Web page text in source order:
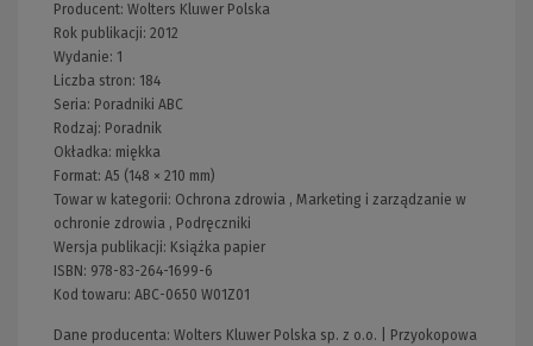
Producent: Wolters Kluwer Polska
Rok publikacji: 2012
Wydanie: 1
Liczba stron: 184
Seria: Poradniki ABC
Rodzaj: Poradnik
Okładka: miękka
Format: A5 (148 × 210 mm)
Towar w kategorii: Ochrona zdrowia , Marketing i zarządzanie w
ochronie zdrowia , Podręczniki
Wersja publikacji: Książka papier
ISBN: 978-83-264-1699-6
Kod towaru: ABC-0650 W01Z01
Dane producenta: Wolters Kluwer Polska sp. z o.o. | Przyokopowa